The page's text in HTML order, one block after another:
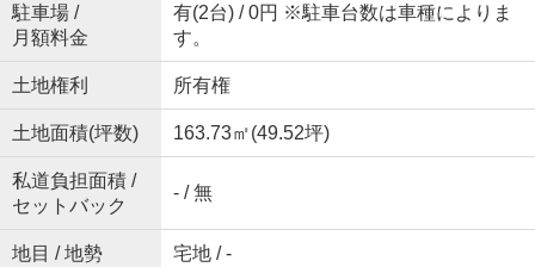
駐車場 /
月額料金
有(2台) / 0円 ※駐車台数は車種によりま
す。
土地権利 所有権
土地面積(坪数) 163.73㎡(49.52坪)
私道負担面積 /
セットバック
- / 無
地目 / 地勢 宅地 / -